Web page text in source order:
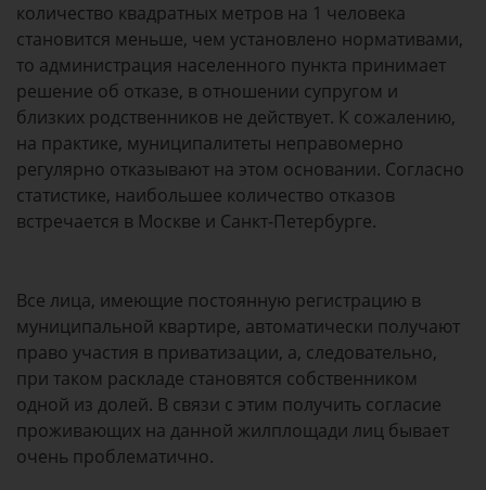
количество квадратных метров на 1 человека
становится меньше, чем установлено нормативами,
то администрация населенного пункта принимает
решение об отказе, в отношении супругом и
близких родственников не действует. К сожалению,
на практике, муниципалитеты неправомерно
регулярно отказывают на этом основании. Согласно
статистике, наибольшее количество отказов
встречается в Москве и Санкт-Петербурге.
Все лица, имеющие постоянную регистрацию в
муниципальной квартире, автоматически получают
право участия в приватизации, а, следовательно,
при таком раскладе становятся собственником
одной из долей. В связи с этим получить согласие
проживающих на данной жилплощади лиц бывает
очень проблематично.